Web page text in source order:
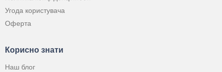
Угода користувача
Оферта
Корисно знати
Наш блог